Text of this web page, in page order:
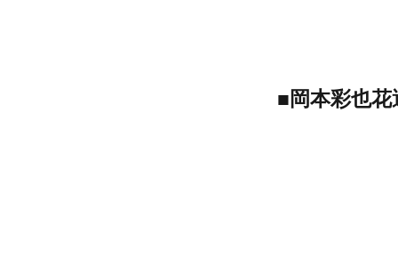
■岡本彩也